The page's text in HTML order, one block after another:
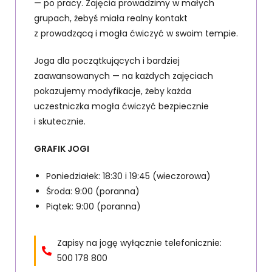
— po pracy. Zajęcia prowadzimy w małych
grupach, żebyś miała realny kontakt
z prowadzącą i mogła ćwiczyć w swoim tempie.
Joga dla początkujących i bardziej
zaawansowanych — na każdych zajęciach
pokazujemy modyfikacje, żeby każda
uczestniczka mogła ćwiczyć bezpiecznie
i skutecznie.
GRAFIK JOGI
Poniedziałek: 18:30 i 19:45 (wieczorowa)
Środa: 9:00 (poranna)
Piątek: 9:00 (poranna)
Zapisy na jogę wyłącznie telefonicznie:
500 178 800